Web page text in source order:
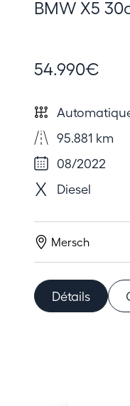
BMW X5
54.990€
95.881 km
08/2022
Diesel
Mersch
Détails